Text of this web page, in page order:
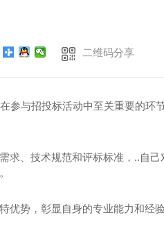
二维码分享
参与招投标活动中至关重要的环
求、技术规范和评标标准，..自己
优势，彰显自身的专业能力和经